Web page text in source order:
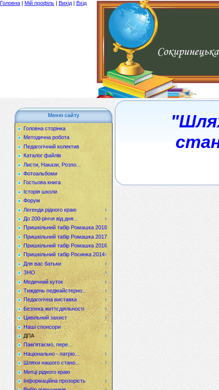
Головна | Мій профіль | Вихід | Вхід
Меню сайту
Головна сторінка
Методична робота
Педагогічний колектив
Каталог файлів
Листи, Накази, Розпо...
Фотоальбоми
Гостьова книга
Історія школи
Форум
Легенди рідного краю
До 200-річчя від дня...
Пришкільний табір Ромашка 2018
Пришкільний табір Ромашка 2017
Пришкільний табір Ромашка 2016
Пришкільний табір Росинка 2014
Для вас батьки
ЗНО
Медичний куток
Тиждень педмайстерно...
Педагогічна виставка
Безпека життєдіяльності
Цивільний захист
Наші спонсори
ДПА
Пам'ятаємо, пере...
Національно - патріо...
Шляхи нашого стано...
Митці рідного краю
Інформаційна прозорість